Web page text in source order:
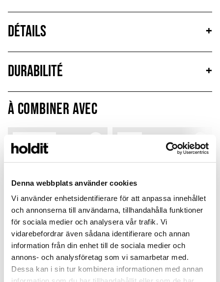
Denna webbplats använder cookies
Vi använder enhetsidentifierare för att anpassa innehållet
och annonserna till användarna, tillhandahålla funktioner
för sociala medier och analysera vår trafik. Vi
vidarebefordrar även sådana identifierare och annan
information från din enhet till de sociala medier och
annons- och analysföretag som vi samarbetar med.
Dessa kan i sin tur kombinera informationen med annan
Détails +
Durabilité
+
À combiner avec
MagSafe Fit
Card Holder Solid Silicone Case